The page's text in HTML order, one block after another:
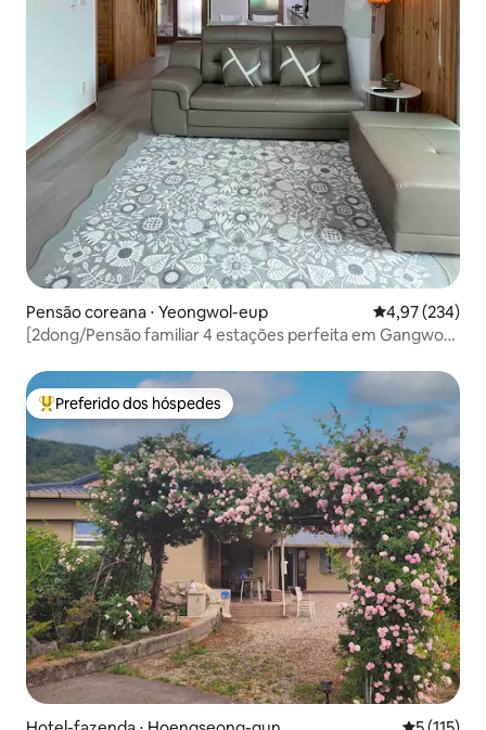
Pensão coreana ⋅ Yeongwol-eup 4,97 de uma
4,97 (234)
[2dong/Pensão familiar 4 estações perfeita em Gangwon-
Entre os melhores preferidos dos hóspedes
Preferido dos hóspedes